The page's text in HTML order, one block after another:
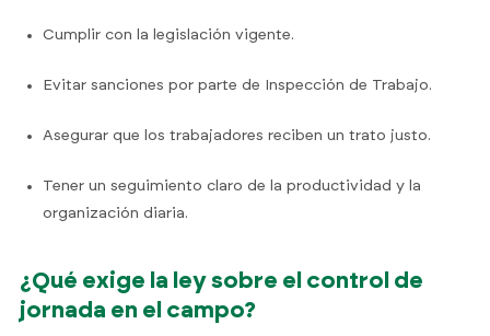
Cumplir con la legislación vigente.
Evitar sanciones por parte de Inspección de Trabajo.
Asegurar que los trabajadores reciben un trato justo.
Tener un seguimiento claro de la productividad y la
organización diaria.
¿Qué exige la ley sobre el control de
jornada en el campo?